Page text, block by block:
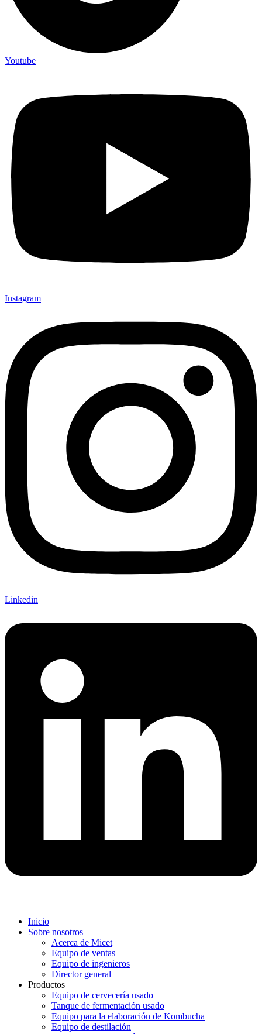
Youtube
Instagram
Linkedin
Inicio
Sobre nosotros
Acerca de Micet
Equipo de ventas
Equipo de ingenieros
Director general
Productos
Equipo de cervecería usado
Tanque de fermentación usado
Equipo para la elaboración de Kombucha
Equipo de destilación